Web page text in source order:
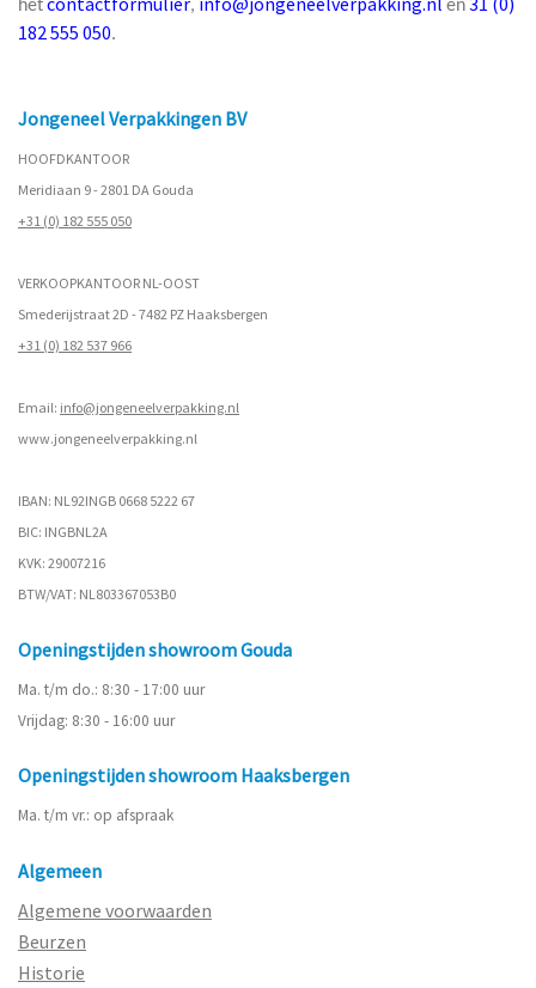
het
, en
182 555 050.
Jongeneel Verpakkingen BV
HOOFDKANTOOR
Meridiaan 9 - 2801 DA Gouda
+31 (0) 182 555 050
VERKOOPKANTOOR NL-OOST
Smederijstraat 2D - 7482 PZ Haaksbergen
+31 (0) 182 537 966
Email: info@jongeneelverpakking.nl
www.jongeneelverpakking.nl
IBAN: NL92INGB 0668 5222 67
BIC: INGBNL2A
KVK: 29007216
BTW/VAT: NL803367053B0
Openingstijden showroom Gouda
Ma. t/m do.: 8:30 - 17:00 uur
Vrijdag: 8:30 - 16:00 uur
Openingstijden showroom Haaksbergen
Ma. t/m vr.: op afspraak
Algemeen
Algemene voorwaarden
Beurzen
Historie